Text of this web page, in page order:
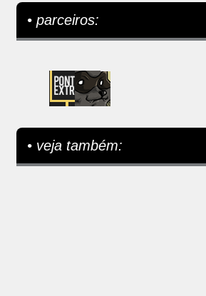
• parceiros:
• veja também: